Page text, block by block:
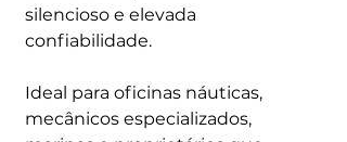
silencioso e elevada
confiabilidade.
Ideal para oficinas náuticas,
mecânicos especializados,